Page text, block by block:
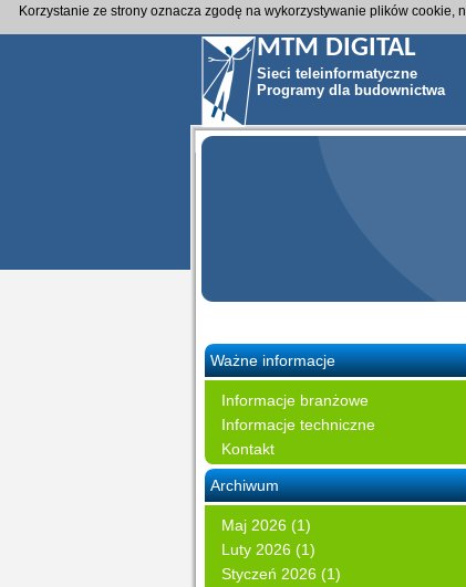
MTM DIGITAL
Sieci teleinformatyczne
Programy dla budownictwa
Ważne informacje
Informacje branżowe
Informacje techniczne
Kontakt
Archiwum
Maj 2026 (1)
Luty 2026 (1)
Styczeń 2026 (1)
Korzystanie ze strony oznacza zgodę na wykorzystywanie plików